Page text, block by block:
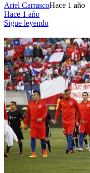
Ariel CarrascoHace 1 año
Hace 1 año
Sigue leyendo